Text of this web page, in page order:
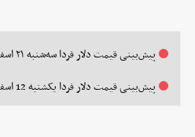
پیش‌بینی قیمت دلار فردا سه‌شنبه ۲۱ اسفند ۱۴۰۳
پیش‌بینی قیمت دلار فردا یکشنبه 12 اسفند 1403